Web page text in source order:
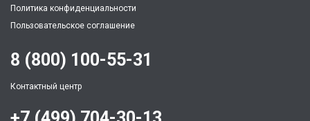
Политика конфиденциальности
Пользовательское соглашение
8 (800) 100-55-31
Контактный центр